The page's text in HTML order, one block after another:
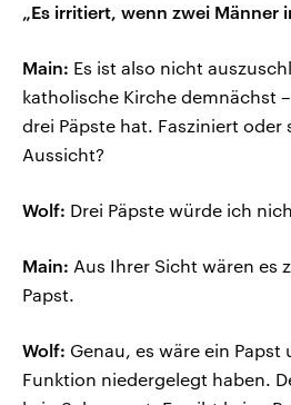
„Es irritiert, wenn zwei Männer
Main: Es ist also nicht
katholische Kirche demnächst
drei Päpste hat. Fasziniert oder
Aussicht?
Wolf: Drei Päpste würde ich
Main: Aus Ihrer Sicht wären es
Papst.
Wolf: Genau, es wäre ein Papst
Funktion niedergelegt haben.